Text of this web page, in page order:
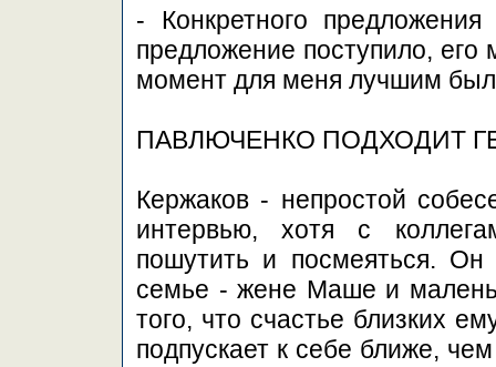
- Конкретного
предложение поступило,
момент для меня лучшим
ПАВЛЮЧЕНКО ПОДХОДИТ
Кержаков - непростой
интервью, хотя с
пошутить и посмеяться.
семье - жене Маше и
того, что счастье близких
подпускает к себе ближе,